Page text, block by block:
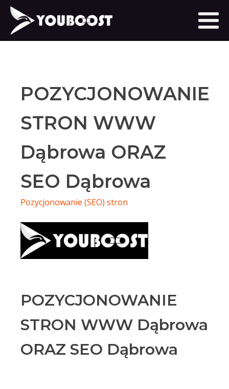
POZYCJONOWANIE
STRON WWW
Dąbrowa ORAZ
SEO Dąbrowa
Pozycjonowanie (SEO) stron
POZYCJONOWANIE
STRON WWW Dąbrowa
ORAZ SEO Dąbrowa